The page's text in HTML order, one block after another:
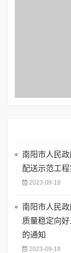
南阳市人民
配送示范工
2023-09-18
南阳市人民
质量稳定向
的通知
2023-09-18